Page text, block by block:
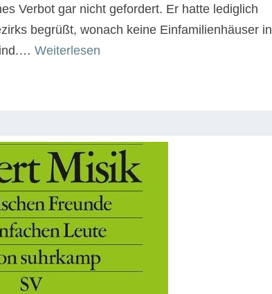
Verbot gar nicht gefordert. Er hatte lediglich
begrüßt, wonach keine Einfamilienhäuser in
Weiterlesen